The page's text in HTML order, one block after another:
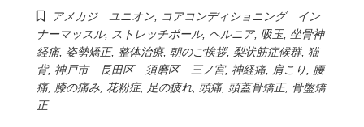
アメカジ ユニオン, コアコンディショニング イン
ナーマッスル, ストレッチポール, ヘルニア, 吸玉, 坐骨神
経痛, 姿勢矯正, 整体治療, 朝のご挨拶, 梨状筋症候群, 猫
背, 神戸市 長田区 須磨区 三ノ宮, 神経痛, 肩こり, 腰
痛, 膝の痛み, 花粉症, 足の疲れ, 頭痛, 頭蓋骨矯正, 骨盤矯
正